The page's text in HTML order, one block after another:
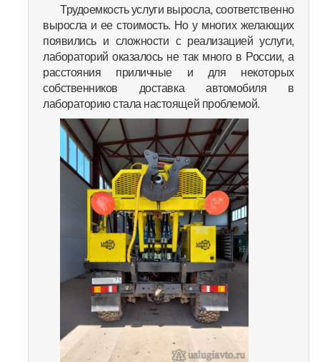
Трудоемкость услуги выросла, соответственно
выросла и ее стоимость. Но у многих желающих
появились и сложности с реализацией услуги,
лабораторий оказалось не так много в России, а
расстояния приличные и для некоторых
собственников доставка автомобиля в
лабораторию стала настоящей проблемой.